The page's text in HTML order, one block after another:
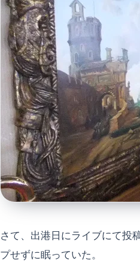
さて、出港日にライブにて投
プせずに眠っていた。